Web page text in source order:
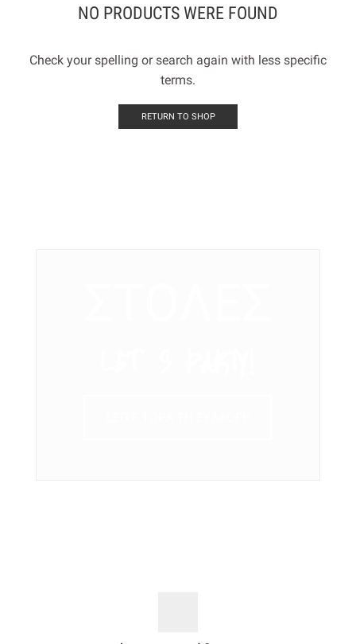
NO PRODUCTS WERE FOUND
Check your spelling or search again with less specific
terms.
RETURN TO SHOP